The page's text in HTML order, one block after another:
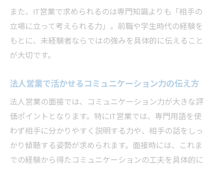
また、IT営業で求められるのは専門知識よりも「相手の
立場に立って考えられる力」。前職や学生時代の経験を
もとに、未経験者ならではの強みを具体的に伝えること
が大切です。
法人営業で活かせるコミュニケーション力の伝え方
法人営業の面接では、コミュニケーション力が大きな評
価ポイントとなります。特にIT営業では、専門用語を使
わず相手に分かりやすく説明する力や、相手の話をしっ
かり傾聴する姿勢が求められます。面接時には、これま
での経験から得たコミュニケーションの工夫を具体的に